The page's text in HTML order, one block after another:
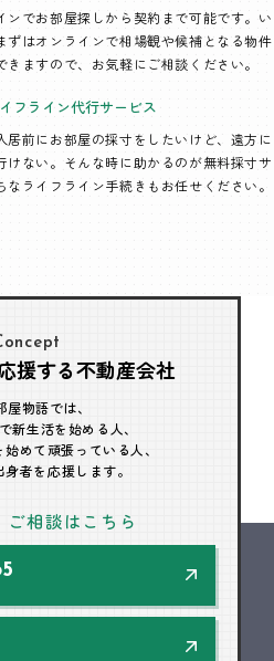
ンでお部屋探しから契約まで可能です。い
ずはオンラインで相場観や候補となる物件
ますので、お気軽にご相談ください。
フライン代行サービス
居前にお部屋の採寸をしたいけど、遠方に
けない。そんな時に助かるのが無料採寸サ
なライフライン手続きもお任せください。
援する不動産会社
屋物語では、
新生活を始める人、
めて頑張っている人、
者を応援します。
ご相談はこちら